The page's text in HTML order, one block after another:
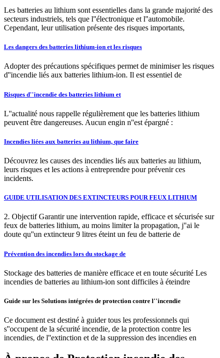
Les batteries au lithium sont essentielles dans la grande majorité des
secteurs industriels, tels que l''électronique et l''automobile.
Cependant, leur utilisation présente des risques importants,
Les dangers des batteries lithium-ion et les risques
Adopter des précautions spécifiques permet de minimiser les risques
d''incendie liés aux batteries lithium-ion. Il est essentiel de
Risques d''incendie des batteries lithium et
L''actualité nous rappelle régulièrement que les batteries lithium
peuvent être dangereuses. Aucun engin n''est épargné :
Incendies liées aux batteries au lithium, que faire
Découvrez les causes des incendies liés aux batteries au lithium,
leurs risques et les actions à entreprendre pour prévenir ces
incidents.
GUIDE UTILISATION DES EXTINCTEURS POUR FEUX LITHIUM
2. Objectif Garantir une intervention rapide, efficace et sécurisée sur
feux de batteries lithium, au moins limiter la propagation, j''ai le
doute qu''un extincteur 9 litres éteint un feu de batterie de
Prévention des incendies lors du stockage de
Stockage des batteries de manière efficace et en toute sécurité Les
incendies de batteries au lithium-ion sont difficiles à éteindre
Guide sur les Solutions intégrées de protection contre l''incendie
Ce document est destiné à guider tous les professionnels qui
s''occupent de la sécurité incendie, de la protection contre les
incendies, de l''extinction et de la suppression des incendies en